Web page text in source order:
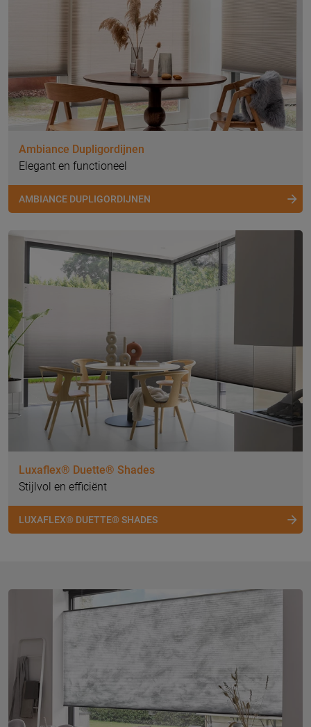
Ambiance Dupligordijnen
Elegant en functioneel
AMBIANCE DUPLIGORDIJNEN
Luxaflex® Duette® Shades
Stijlvol en efficiënt
LUXAFLEX® DUETTE® SHADES